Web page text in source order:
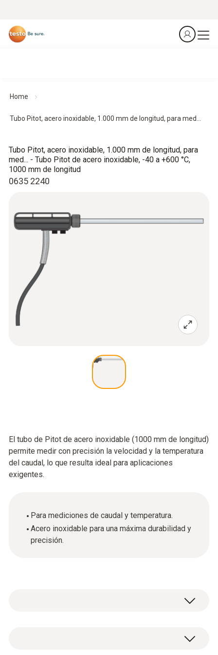
Home
Tubo Pitot, acero inoxidable, 1.000 mm de longitud, para med...
0635 2240
Tubo Pitot, acero inoxidable, 1.000 mm de longitud, para
med... - Tubo Pitot de acero inoxidable, -40 a +600 °C,
1000 mm de longitud
El tubo de Pitot de acero inoxidable (1000 mm de longitud)
permite medir con precisión la velocidad y la temperatura
del caudal, lo que resulta ideal para aplicaciones
exigentes.
Para mediciones de caudal y temperatura.
Acero inoxidable para una máxima durabilidad y
precisión.